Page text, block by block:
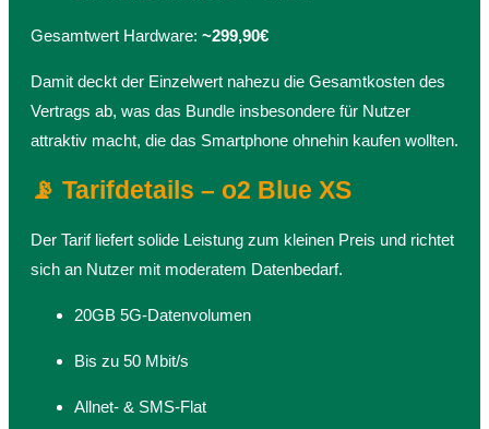
Gesamtwert Hardware: ~299,90€
Damit deckt der Einzelwert nahezu die Gesamtkosten des
Vertrags ab, was das Bundle insbesondere für Nutzer
attraktiv macht, die das Smartphone ohnehin kaufen wollten.
📡 Tarifdetails – o2 Blue XS
Der Tarif liefert solide Leistung zum kleinen Preis und richtet
sich an Nutzer mit moderatem Datenbedarf.
20GB 5G-Datenvolumen
Bis zu 50 Mbit/s
Allnet- & SMS-Flat